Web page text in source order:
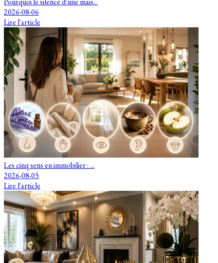
2026-08-06
Lire l'article
Les cinq sens en immobilier : ...
2026-08-05
Lire l'article